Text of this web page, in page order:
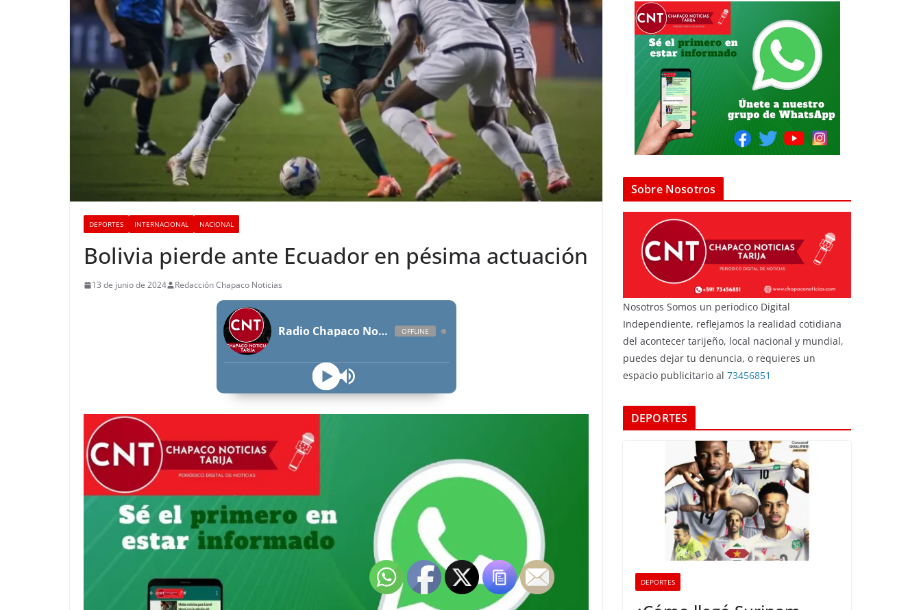
DEPORTES INTERNACIONAL NACIONAL
Bolivia pierde ante Ecuador en pésima actuación
13 de junio de 2024 Redacción Chapaco Noticias
Radio Chapaco Noticias Las 24 horas en vivo OFFLINE
Sobre Nosotros
Nosotros Somos un periodico Digital
Independiente, reflejamos la realidad cotidiana
del acontecer tarijeño, local nacional y mundial,
puedes dejar tu denuncia, o requieres un
espacio publicitario al 73456851
DEPORTES
DEPORTES